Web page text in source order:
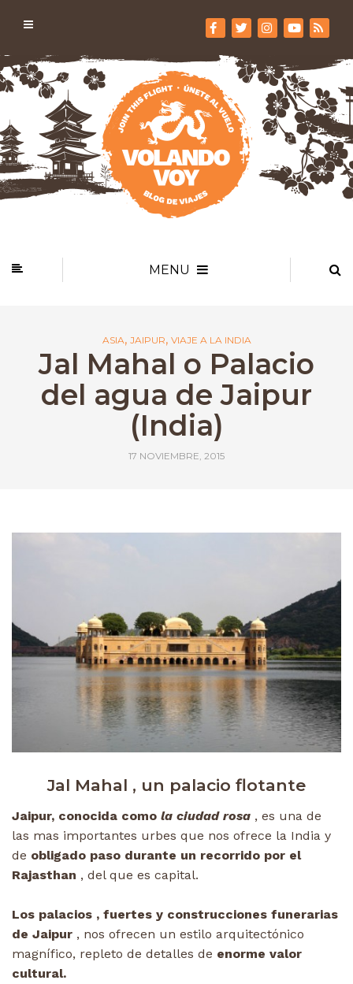
MENU
ASIA, JAIPUR, VIAJE A LA INDIA
Jal Mahal o Palacio
del agua de Jaipur
(India)
17 NOVIEMBRE, 2015
Jal Mahal , un palacio flotante
Jaipur, conocida como la ciudad rosa , es una de
las mas importantes urbes que nos ofrece la India y
de obligado paso durante un recorrido por el
Rajasthan , del que es capital.
Los palacios , fuertes y construcciones funerarias
de Jaipur , nos ofrecen un estilo arquitectónico
magnífico, repleto de detalles de enorme valor
cultural.